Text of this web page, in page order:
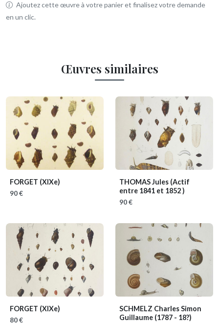
Ajoutez cette œuvre à votre panier et finalisez votre demande
en un clic.
Œuvres similaires
FORGET (XIXe)
90 €
THOMAS Jules (Actif
entre 1841 et 1852 )
90 €
FORGET (XIXe)
80 €
SCHMELZ Charles Simon
Guillaume (1787 - 18?)